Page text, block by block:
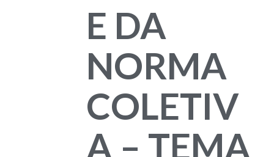
E DA
NORMA
COLETIV
A – TEMA